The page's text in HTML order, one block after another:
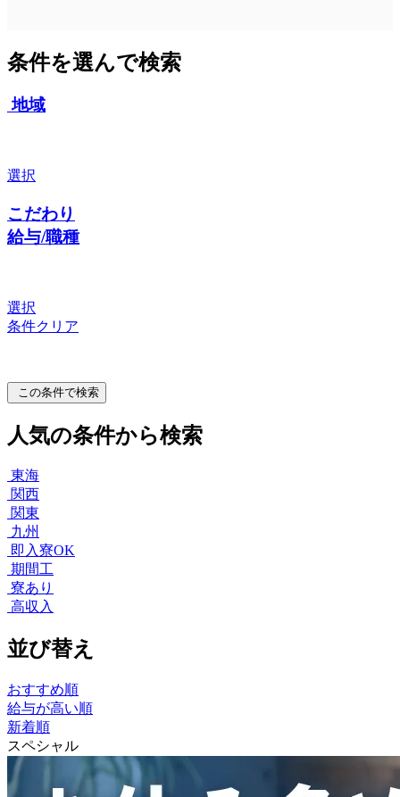
条件を選んで検索
地域
選択
こだわり
給与/職種
選択
条件クリア
この条件で検索
人気の条件から検索
東海
関西
関東
九州
即入寮OK
期間工
寮あり
高収入
並び替え
おすすめ順
給与が高い順
新着順
スペシャル